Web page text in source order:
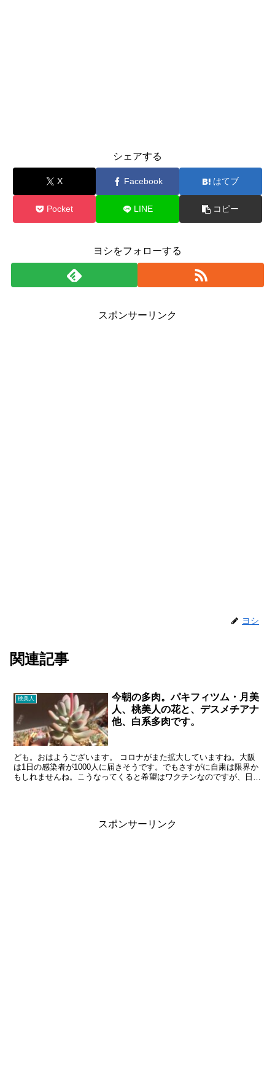
シェアする
X Facebook はてブ
Pocket LINE コピー
ヨシをフォローする
スポンサーリンク
ヨシ
関連記事
桃美人
今朝の多肉。パキフィツム・月美
人、桃美人の花と、デスメチアナ
他、白系多肉です。
ども。おはようございます。 コロナがまた拡大していますね。大阪
は1日の感染者が1000人に届きそうです。でもさすがに自粛は限界か
もしれませんね。こうなってくると希望はワクチンなのですが、日本
スポンサーリンク